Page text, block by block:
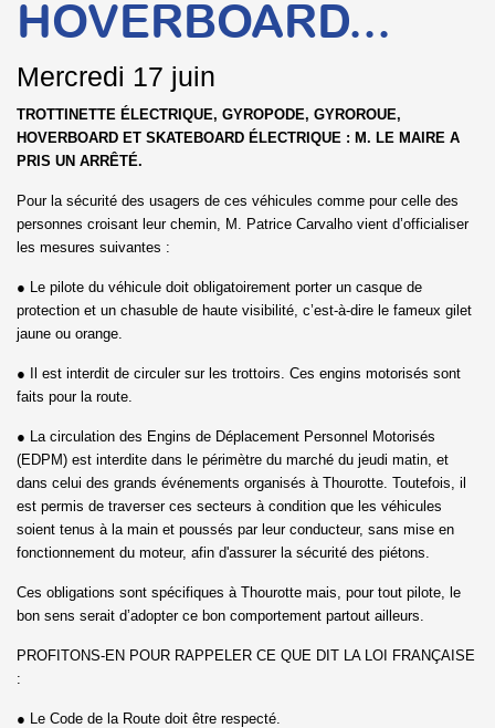
HOVERBOARD...
Mercredi 17 juin
TROTTINETTE ÉLECTRIQUE, GYROPODE, GYROROUE,
HOVERBOARD ET SKATEBOARD ÉLECTRIQUE : M. LE MAIRE A
PRIS UN ARRÊTÉ.
Pour la sécurité des usagers de ces véhicules comme pour celle des
personnes croisant leur chemin, M. Patrice Carvalho vient d’officialiser
les mesures suivantes :
● Le pilote du véhicule doit obligatoirement porter un casque de
protection et un chasuble de haute visibilité, c’est-à-dire le fameux gilet
jaune ou orange.
● Il est interdit de circuler sur les trottoirs. Ces engins motorisés sont
faits pour la route.
● La circulation des Engins de Déplacement Personnel Motorisés
(EDPM) est interdite dans le périmètre du marché du jeudi matin, et
dans celui des grands événements organisés à Thourotte. Toutefois, il
est permis de traverser ces secteurs à condition que les véhicules
soient tenus à la main et poussés par leur conducteur, sans mise en
fonctionnement du moteur, afin d'assurer la sécurité des piétons.
Ces obligations sont spécifiques à Thourotte mais, pour tout pilote, le
bon sens serait d’adopter ce bon comportement partout ailleurs.
PROFITONS-EN POUR RAPPELER CE QUE DIT LA LOI FRANÇAISE
:
● Le Code de la Route doit être respecté.